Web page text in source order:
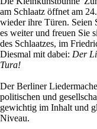
am Schlaatz öffnet am
wieder ihre Türen. Seien
es weiter und freuen Sie
des Schlaatzes, im
Diesmal mit dabei: Der
Tura!
Der Berliner
politischen und
gewichtig im Inhalt und
Niveau.